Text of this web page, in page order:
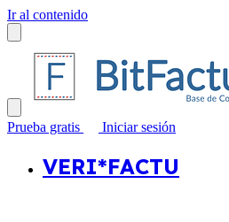
Ir al contenido
Prueba gratis Iniciar sesión
VERI*FACTU